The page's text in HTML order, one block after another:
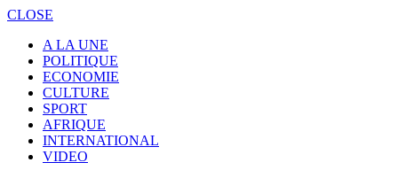
CLOSE
A LA UNE
POLITIQUE
ECONOMIE
CULTURE
SPORT
AFRIQUE
INTERNATIONAL
VIDEO